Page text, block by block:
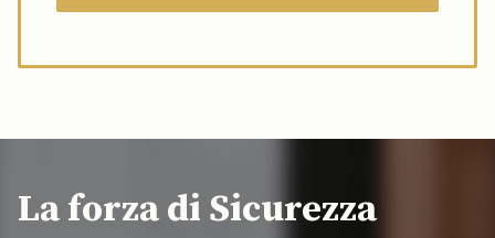
La forza di Sicurezza